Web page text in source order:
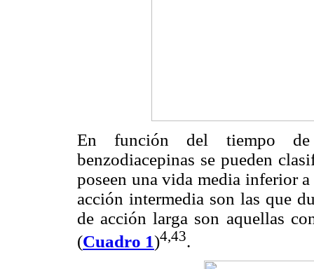
En función del tiempo
benzodiacepinas se pueden
poseen una vida media inferior
acción intermedia son las que
de acción larga son aquellas
(Cuadro 1)4,43.